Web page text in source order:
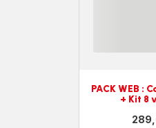
PACK WEB :
+ Kit 8